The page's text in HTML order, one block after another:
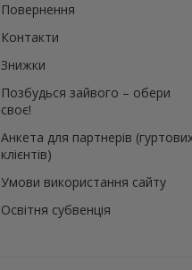
Повернення
Контакти
Знижки
Позбудься зайвого – обери
своє!
Анкета для партнерів
клієнтів)
Умови використання сайту
Освітня субвенція